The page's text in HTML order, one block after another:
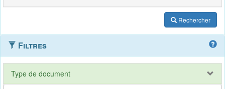
Rechercher
Filtres
Type de document